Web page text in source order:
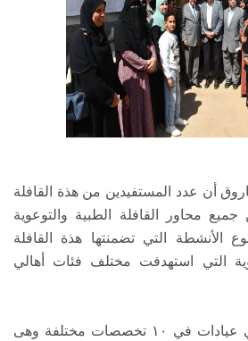
أن عدد المستفيدين من هذة القافلة
من جميع محاور القافلة الطبية والتوعوية
الأنشطة التي تضمنتها هذة القافلة
التي استهدفت مختلف فئات أهالي
فقد شمل المحور الطبي عيادات في ١٠ تخصصات مختلفة وهى